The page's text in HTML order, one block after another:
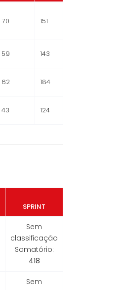
70 151
59 143
62 184
43 124
SPRINT
Sem
classificação
Somatório:
418
Sem